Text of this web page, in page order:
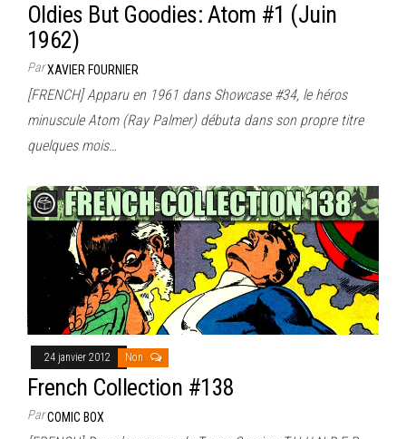
Oldies But Goodies: Atom #1 (Juin
1962)
ParXAVIER FOURNIER
[FRENCH] Apparu en 1961 dans Showcase #34, le héros
minuscule Atom (Ray Palmer) débuta dans son propre titre
quelques mois…
24 janvier 2012 Non
French Collection #138
ParCOMIC BOX